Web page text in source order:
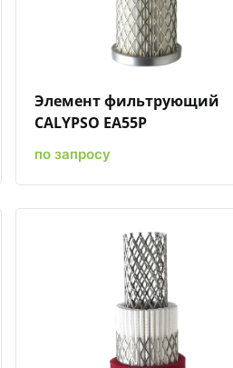
Элемент фильтрующий
CALYPSO EA55P
по запросу